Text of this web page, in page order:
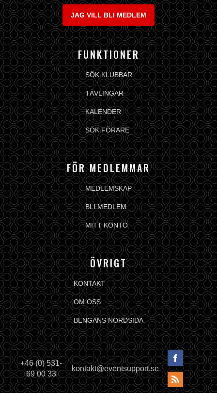
JAG VILL BLI MEDLEM
FUNKTIONER
SÖK KLUBBAR
TÄVLINGAR
KALENDER
SÖK FÖRARE
FÖR MEDLEMMAR
MEDLEMSKAP
BLI MEDLEM
MITT KONTO
ÖVRIGT
KONTAKT
OM OSS
BENGANS NÖRDSIDA
+46 (0) 531-
69 00 33
kontakt@eventsupport.se